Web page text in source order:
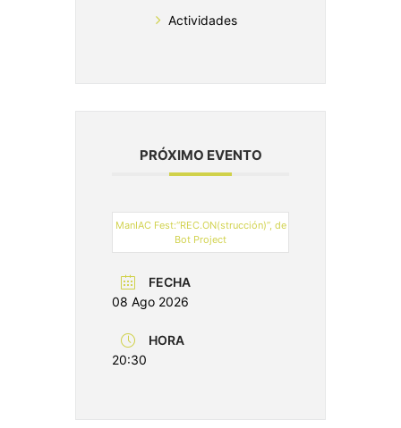
Actividades
PRÓXIMO EVENTO
ManIAC Fest:“REC.ON(strucción)”, de
Bot Project
FECHA
08 Ago 2026
HORA
20:30